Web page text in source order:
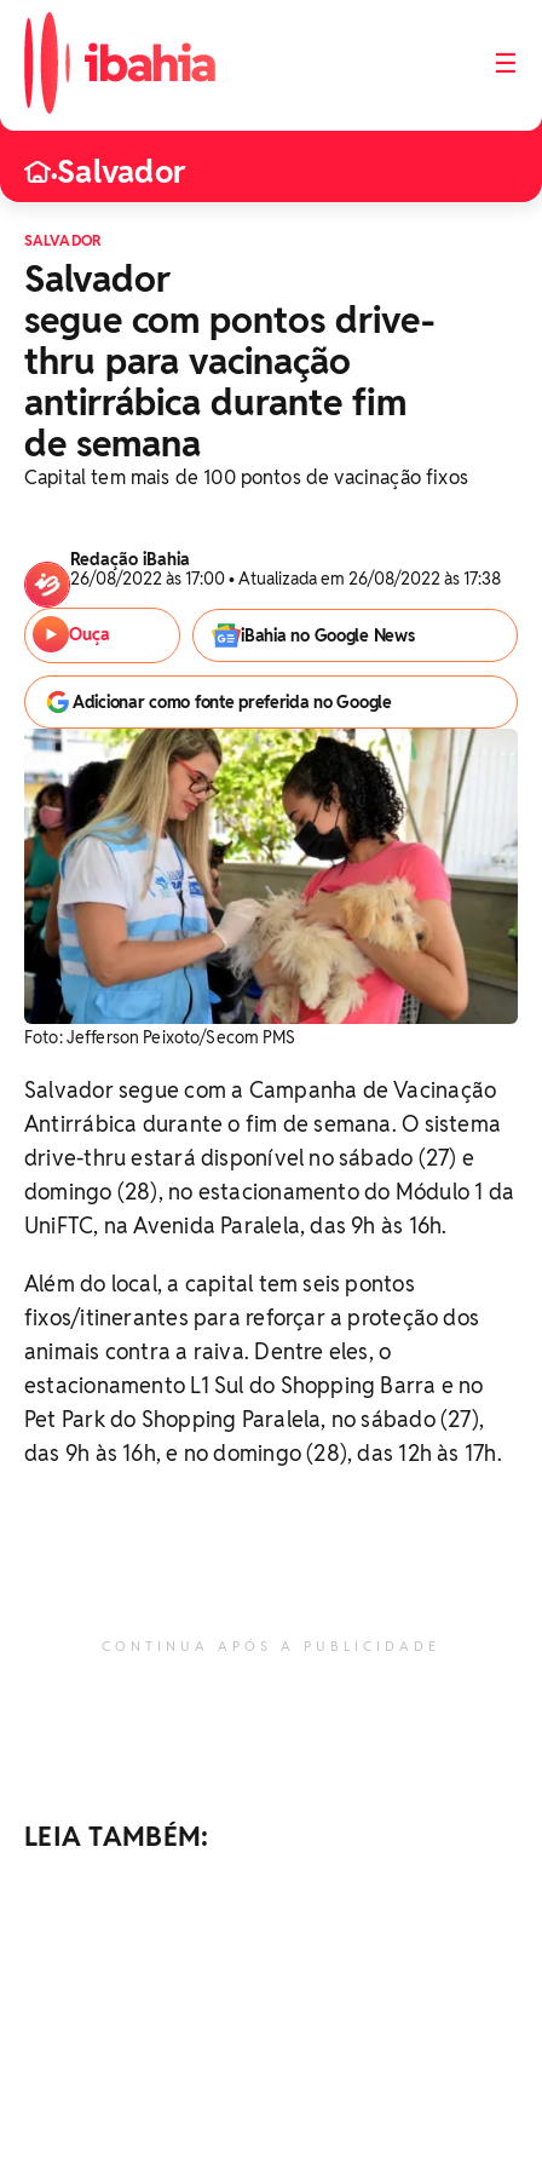
☰
•Salvador
SALVADOR
Salvador
segue com pontos drive-
thru para vacinação
antirrábica durante fim
de semana
Capital tem mais de 100 pontos de vacinação fixos
Redação iBahia
26/08/2022 às 17:00 • Atualizada em 26/08/2022 às 17:38
Ouça iBahia no Google News
Adicionar como fonte preferida no Google
Foto: Jefferson Peixoto/Secom PMS
Salvador segue com a Campanha de Vacinação
Antirrábica durante o fim de semana. O sistema
drive-thru estará disponível no sábado (27) e
domingo (28), no estacionamento do Módulo 1 da
UniFTC, na Avenida Paralela, das 9h às 16h.
Além do local, a capital tem seis pontos
fixos/itinerantes para reforçar a proteção dos
animais contra a raiva. Dentre eles, o
estacionamento L1 Sul do Shopping Barra e no
Pet Park do Shopping Paralela, no sábado (27),
das 9h às 16h, e no domingo (28), das 12h às 17h.
CONTINUA APÓS A PUBLICIDADE
LEIA TAMBÉM: